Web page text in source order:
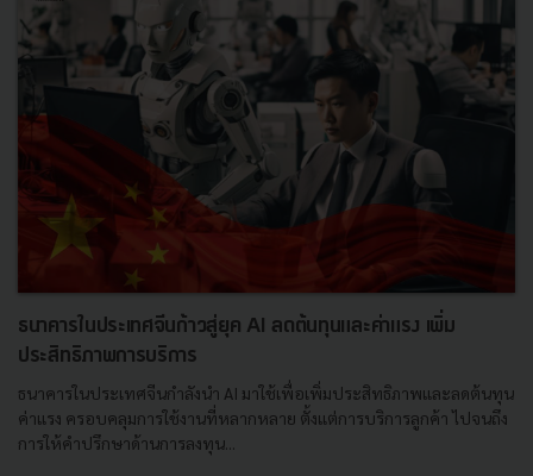
ธนาคารในประเทศจีนก้าวสู่ยุค AI ลดต้นทุนและค่าแรง เพิ่ม
ประสิทธิภาพการบริการ
ธนาคารในประเทศจีนกำลังนำ AI มาใช้เพื่อเพิ่มประสิทธิภาพและลดต้นทุน
ค่าแรง ครอบคลุมการใช้งานที่หลากหลาย ตั้งแต่การบริการลูกค้า ไปจนถึง
การให้คำปรึกษาด้านการลงทุน...